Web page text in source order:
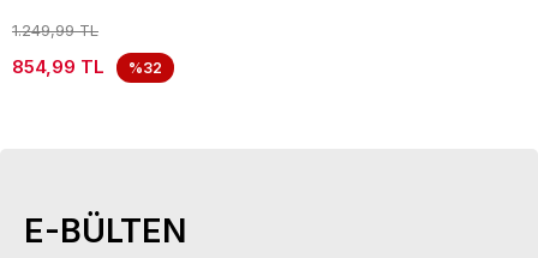
1.249,99 TL
854,99 TL %32
E-BÜLTEN